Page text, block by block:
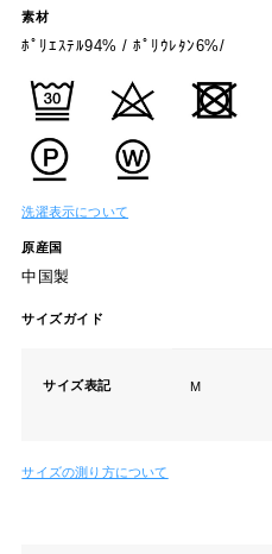
素材
ﾎﾟﾘｴｽﾃﾙ94% / ﾎﾟﾘｳﾚﾀﾝ6%/
洗濯表示について
原産国
中国製
サイズガイド
サイズ表記 M
サイズの測り方について